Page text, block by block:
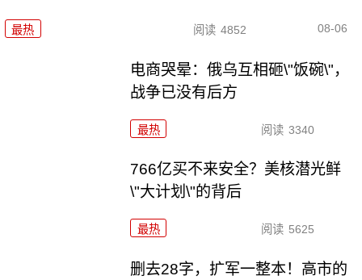
最热 阅读 4852 08-06
电商哭晕：俄乌互相砸\"饭碗\"，
战争已没有后方
最热 阅读 3340
766亿买不来安全？美核潜光鲜
\"大计划\"的背后
最热 阅读 5625
删去28字，扩军一整本！高市的